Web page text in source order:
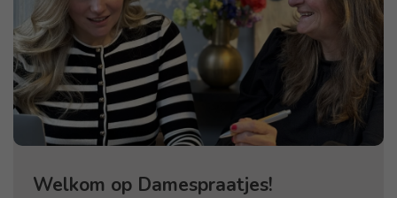
Welkom op Damespraatjes!